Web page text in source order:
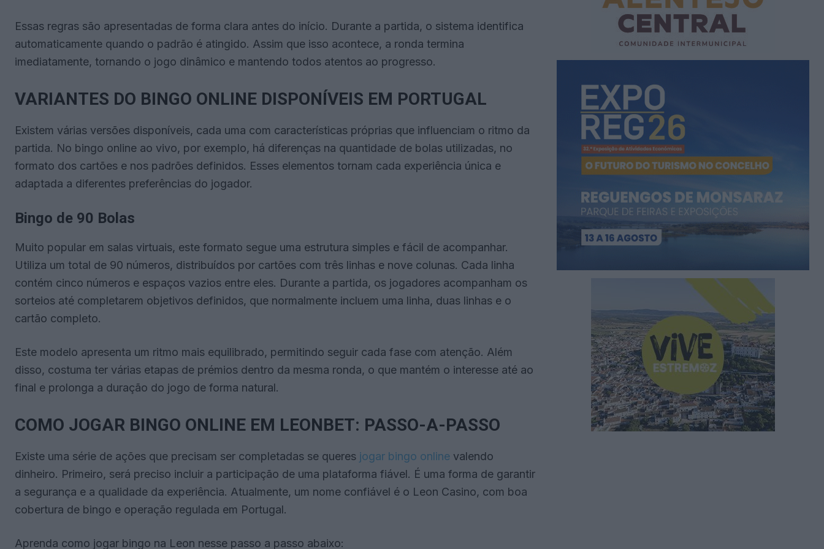
Essas regras são apresentadas de forma clara antes do início. Durante a partida, o sistema identifica
automaticamente quando o padrão é atingido. Assim que isso acontece, a ronda termina
imediatamente, tornando o jogo dinâmico e mantendo todos atentos ao progresso.
VARIANTES DO BINGO ONLINE DISPONÍVEIS EM PORTUGAL
Existem várias versões disponíveis, cada uma com características próprias que influenciam o ritmo da
partida. No bingo online ao vivo, por exemplo, há diferenças na quantidade de bolas utilizadas, no
formato dos cartões e nos padrões definidos. Esses elementos tornam cada experiência única e
adaptada a diferentes preferências do jogador.
Bingo de 90 Bolas
Muito popular em salas virtuais, este formato segue uma estrutura simples e fácil de acompanhar.
Utiliza um total de 90 números, distribuídos por cartões com três linhas e nove colunas. Cada linha
contém cinco números e espaços vazios entre eles. Durante a partida, os jogadores acompanham os
sorteios até completarem objetivos definidos, que normalmente incluem uma linha, duas linhas e o
cartão completo.
Este modelo apresenta um ritmo mais equilibrado, permitindo seguir cada fase com atenção. Além
disso, costuma ter várias etapas de prémios dentro da mesma ronda, o que mantém o interesse até ao
final e prolonga a duração do jogo de forma natural.
COMO JOGAR BINGO ONLINE EM LEONBET: PASSO-A-PASSO
Existe uma série de ações que precisam ser completadas se queres jogar bingo online valendo
dinheiro. Primeiro, será preciso incluir a participação de uma plataforma fiável. É uma forma de garantir
a segurança e a qualidade da experiência. Atualmente, um nome confiável é o Leon Casino, com boa
cobertura de bingo e operação regulada em Portugal.
Aprenda como jogar bingo na Leon nesse passo a passo abaixo: